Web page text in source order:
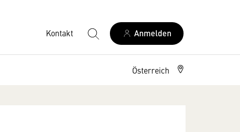
Kontakt Anmelden
Österreich